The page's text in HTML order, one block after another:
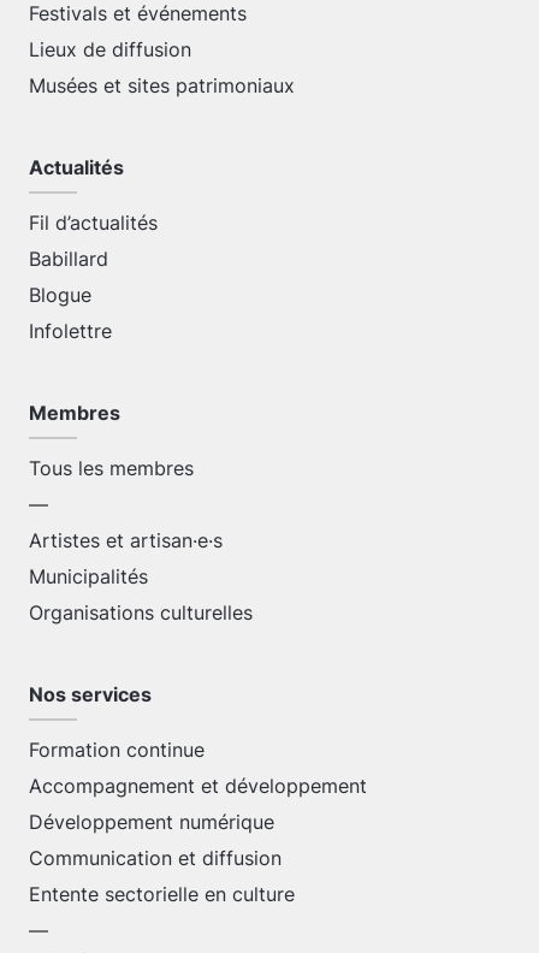
Festivals et événements
Lieux de diffusion
Musées et sites patrimoniaux
Actualités
Fil d’actualités
Babillard
Blogue
Infolettre
Membres
Tous les membres
—
Artistes et artisan·e·s
Municipalités
Organisations culturelles
Nos services
Formation continue
Accompagnement et développement
Développement numérique
Communication et diffusion
Entente sectorielle en culture
—